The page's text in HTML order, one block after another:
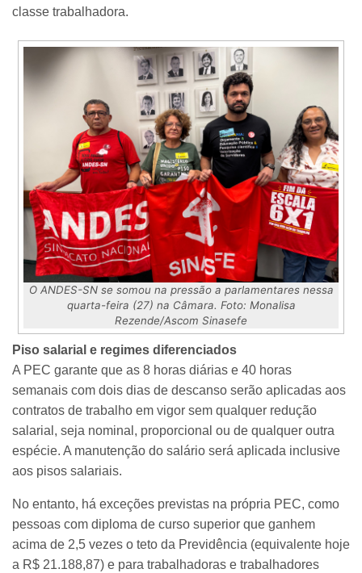
classe trabalhadora.
O ANDES-SN se somou na pressão a parlamentares nessa
quarta-feira (27) na Câmara. Foto: Monalisa
Rezende/Ascom Sinasefe
Piso salarial e regimes diferenciados
A PEC garante que as 8 horas diárias e 40 horas
semanais com dois dias de descanso serão aplicadas aos
contratos de trabalho em vigor sem qualquer redução
salarial, seja nominal, proporcional ou de qualquer outra
espécie. A manutenção do salário será aplicada inclusive
aos pisos salariais.
No entanto, há exceções previstas na própria PEC, como
pessoas com diploma de curso superior que ganhem
acima de 2,5 vezes o teto da Previdência (equivalente hoje
a R$ 21.188,87) e para trabalhadoras e trabalhadores